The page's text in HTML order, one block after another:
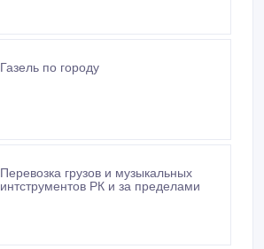
Газель по городу
Перевозка грузов и музыкальных
интструментов РК и за пределами